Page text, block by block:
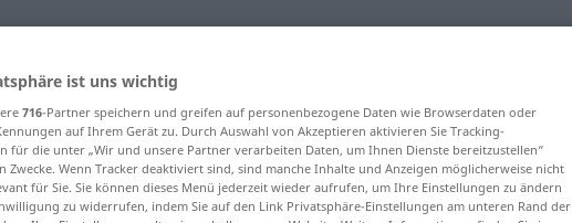
für "insgesamt"
ist uns wichtig
716-Partner speichern und greifen auf personenbezogene Daten wie Browserdaten oder
auf Ihrem Gerät zu. Durch Auswahl von Akzeptieren aktivieren Sie Tracking-
für die unter „Wir und unsere Partner verarbeiten Daten, um Ihnen Dienste bereitzustellen“
Zwecke. Wenn Tracker deaktiviert sind, sind manche Inhalte und Anzeigen möglicherweise nicht
für Sie. Sie können dieses Menü jederzeit wieder aufrufen, um Ihre Einstellungen zu ändern
zu widerrufen, indem Sie auf den Link Privatsphäre-Einstellungen am unteren Rand der